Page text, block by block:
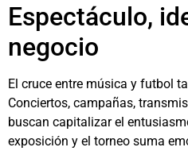
Espectáculo,
negocio
El cruce entre música y futbol
Conciertos, campañas,
buscan capitalizar el
exposición y el torneo suma